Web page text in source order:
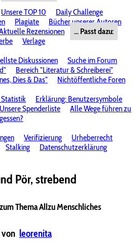
Unsere TOP 10
Daily Challenge
Plagiate
Bücher unserer Autoren
Rezensionen
... Passt dazu:
Verlage
Diskussionen
Suche im Forum
Bereich "Literatur & Schreiberei"
Dies & Das"
Nichtöffentliche Foren
Statistik
Erklärung: Benutzersymbole
Unsere Spenderliste
Alle Wege führen zu
Verifizierung
Urheberrecht
Stalking
Datenschutzerklärung
Pör, strebend
Thema Allzu Menschliches
von leorenita